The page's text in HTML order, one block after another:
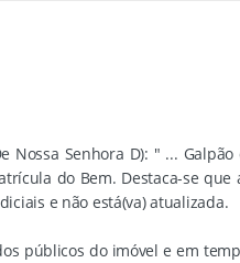
Senhora D): " ...
do Bem. Destaca-se
e não está(va) atualizada.
públicos do imóvel e em